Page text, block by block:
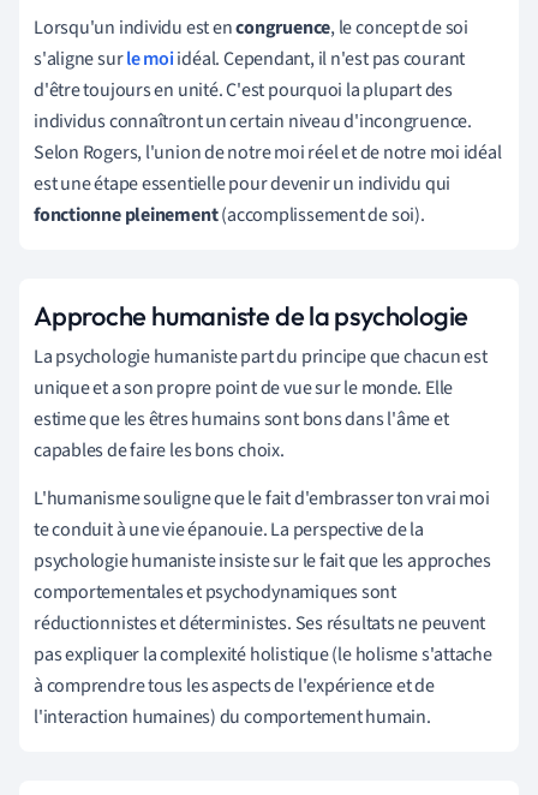
Lorsqu'un individu est encongruence, le concept de soi
s'aligne surle moiidéal. Cependant, il n'est pas courant
d'être toujours en unité. C'est pourquoi la plupart des
individus connaîtront un certain niveau d'incongruence.
Selon Rogers, l'union de notre moi réel et de notre moi idéal
est une étape essentielle pour devenir un individu qui
fonctionne pleinement(accomplissement de soi).
Approche humaniste de la psychologie
La psychologie humaniste part du principe que chacun est
unique et a son propre point de vue sur le monde. Elle
estime que les êtres humains sont bons dans l'âme et
capables de faire les bons choix.
L'humanisme souligne que le fait d'embrasser ton vrai moi
te conduit à une vie épanouie. La perspective de la
psychologie humaniste insiste sur le fait que les approches
comportementales et psychodynamiques sont
réductionnistes et déterministes. Ses résultats ne peuvent
pas expliquer la complexité holistique (le holisme s'attache
à comprendre tous les aspects de l'expérience et de
l'interaction humaines) du comportement humain.